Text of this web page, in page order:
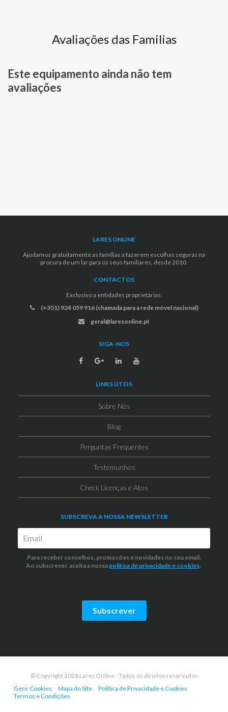
Avaliações das Familias
Este equipamento ainda não tem
avaliações
LARES ONLINE
Ajudamos gratuitamente as famílias a fazerem escolhas seguras na
procura de um lar para os seus familiares, desde 2010.
CONTACTOS
Exclusivo a entidades proprietárias:
(+351) 924 059 916 (chamada para a rede móvel nacional)
geral@laresonline.pt
SIGA-NOS
LINKS ÚTEIS
Sobre Nós
Blog
Perguntas Frequentes
Testemunhos
Check Licenças e Atos
SUBSCREVA A NOSSA NEWSLETTER
Para receber conselhos, promocões e novidades no seu email.
Ao subscrever, aceita a nossa politica de privacidade e cookies.
Subscrever
© Copyright 2026 Lares Online - Todos os direitos reservados
Gerir Cookies
Mapa do Site
Política de Privacidade e Cookies
Termos e Condições